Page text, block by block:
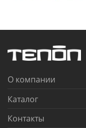
О компании
Каталог
Контакты